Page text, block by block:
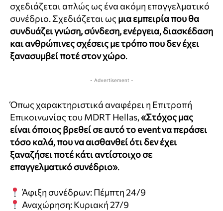
σχεδιάζεται απλώς ως ένα ακόμη επαγγελματικό
συνέδριο. Σχεδιάζεται ως μια εμπειρία που θα
συνδυάζει γνώση, σύνδεση, ενέργεια, διασκέδαση
και ανθρώπινες σχέσεις με τρόπο που δεν έχει
ξανασυμβεί ποτέ στον χώρο.
- Advertisement -
Όπως χαρακτηριστικά αναφέρει η Επιτροπή
Επικοινωνίας του MDRT Hellas,«Στόχος μας
είναι όποιος βρεθεί σε αυτό το event να περάσει
τόσο καλά, που να αισθανθεί ότι δεν έχει
ξαναζήσει ποτέ κάτι αντίστοιχο σε
επαγγελματικό συνέδριο».
Άφιξη συνέδρων: Πέμπτη 24/9
Αναχώρηση: Κυριακή 27/9